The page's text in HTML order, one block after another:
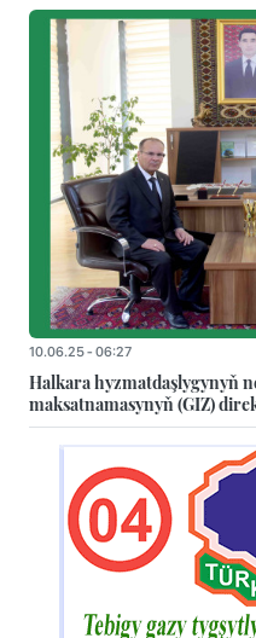
10.06.25 - 06:27
Halkara hyzmatdaşlygynyň
maksatnamasynyň (GIZ)